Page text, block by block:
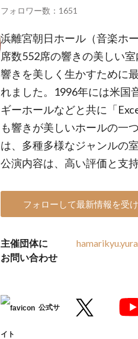
フォロワー数：1651
浜離宮朝日ホール（音楽ホ
席数552席の響きの美しい
響きを美しく生かすために
れました。1996年には米国
ギーホールなどと共に「
も響きが美しいホールの一
は、多種多様なジャンルの
公演内容は、高い評価と支
フォローして最新情報を受
主催団体に
お問い合わせ
公式サ
イト